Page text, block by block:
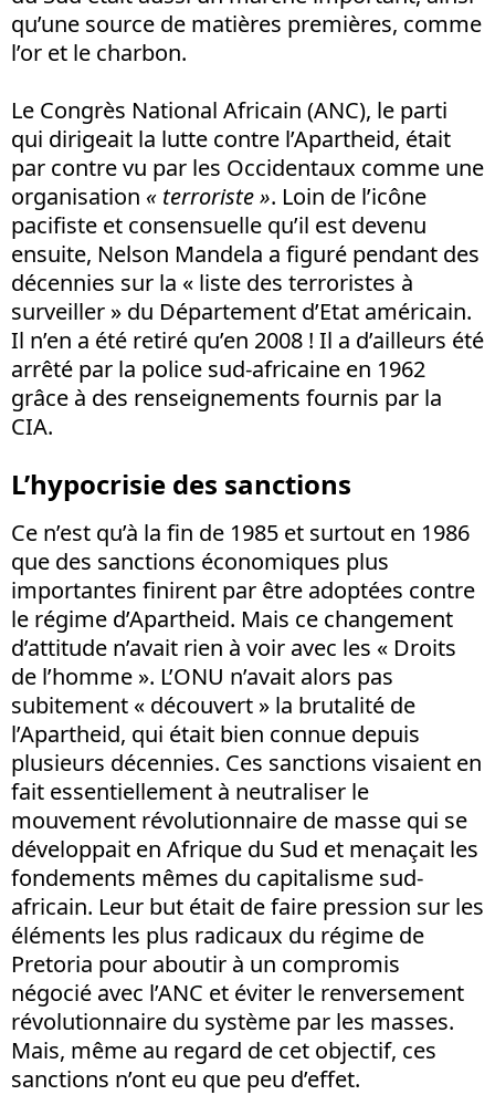
qu’une source de matières premières, comme
l’or et le charbon.
Le Congrès National Africain (ANC), le parti
qui dirigeait la lutte contre l’Apartheid, était
par contre vu par les Occidentaux comme une
organisation « terroriste ». Loin de l’icône
pacifiste et consensuelle qu’il est devenu
ensuite, Nelson Mandela a figuré pendant des
décennies sur la « liste des terroristes à
surveiller » du Département d’Etat américain.
Il n’en a été retiré qu’en 2008 ! Il a d’ailleurs été
arrêté par la police sud-africaine en 1962
grâce à des renseignements fournis par la
CIA.
L’hypocrisie des sanctions
Ce n’est qu’à la fin de 1985 et surtout en 1986
que des sanctions économiques plus
importantes finirent par être adoptées contre
le régime d’Apartheid. Mais ce changement
d’attitude n’avait rien à voir avec les « Droits
de l’homme ». L’ONU n’avait alors pas
subitement « découvert » la brutalité de
l’Apartheid, qui était bien connue depuis
plusieurs décennies. Ces sanctions visaient en
fait essentiellement à neutraliser le
mouvement révolutionnaire de masse qui se
développait en Afrique du Sud et menaçait les
fondements mêmes du capitalisme sud-
africain. Leur but était de faire pression sur les
éléments les plus radicaux du régime de
Pretoria pour aboutir à un compromis
négocié avec l’ANC et éviter le renversement
révolutionnaire du système par les masses.
Mais, même au regard de cet objectif, ces
sanctions n’ont eu que peu d’effet.